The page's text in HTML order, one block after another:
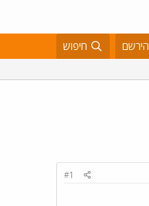
הירשם חיפוש
#1